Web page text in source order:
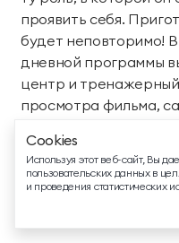
ДОПОЛНИТЕЛЬНЫЙ
+74991107964
СВЯЗАТЬСЯ В
EMAIL ДЛЯ ВОПРОСОВ И
info@mriyaresort.com
проявить себя.
будет неповторимо!
дневной программы
центр и
просмотра фильма,
туристическую
Cookies
Используя этот веб-сайт, Вы
пользовательских данных в
и проведения статистических